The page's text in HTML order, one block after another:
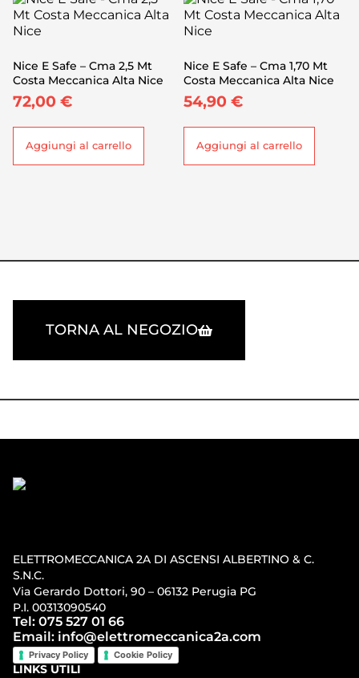
Nice E Safe – Cma 2,5 Mt
Costa Meccanica Alta Nice
72,00 €
Aggiungi al carrello
Nice E Safe – Cma 1,70 Mt
Costa Meccanica Alta Nice
54,90 €
Aggiungi al carrello
TORNA AL NEGOZIO
ELETTROMECCANICA 2A DI ASCENSI ALBERTINO & C.
S.N.C.
Via Gerardo Dottori, 90 – 06132 Perugia PG
P.I. 00313090540
Tel: 075 527 01 66
Email: info@elettromeccanica2a.com
Privacy Policy Cookie Policy
LINKS UTILI